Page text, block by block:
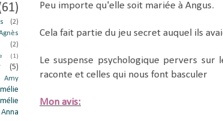
Peu importe qu'elle soit mariée à Angus.
Cela fait partie du jeu secret auquel ils
Le suspense psychologique pervers sur
raconte et celles qui nous font basculer
Mon avis:
(2)
(2)
(1)
(5)
Amy
Anna